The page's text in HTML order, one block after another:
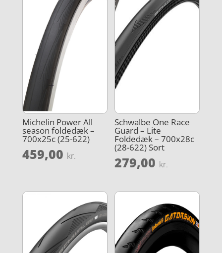
Michelin Power All
season foldedæk –
700x25c (25-622)
459,00 kr.
Schwalbe One Race
Guard – Lite
Foldedæk – 700x28c
(28-622) Sort
279,00 kr.